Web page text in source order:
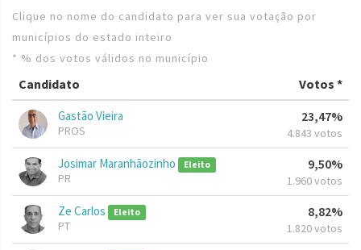
Clique no nome do candidato para ver sua votação por
municípios do estado inteiro
* % dos votos válidos no município
Candidato Votos *
Gastão Vieira
PROS
23,47%
4.843 votos
Josimar Maranhãozinho Eleito
PR
9,50%
1.960 votos
Ze Carlos Eleito
PT
8,82%
1.820 votos